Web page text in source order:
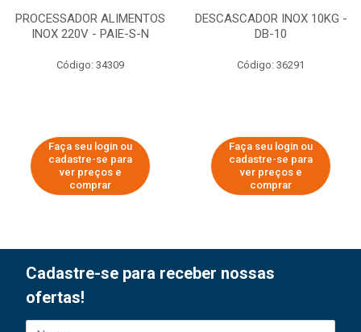
PROCESSADOR ALIMENTOS
INOX 220V - PAIE-S-N
Código: 34309
Faça seu login ou
cadastre-se para
ver preços e
comprar
DESCASCADOR INOX 10KG -
DB-10
Código: 36291
Faça seu login ou
cadastre-se para
ver preços e
comprar
Cadastre-se para receber nossas
ofertas!